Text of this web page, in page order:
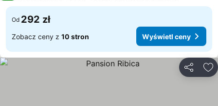
Od 292 zł
Zobacz ceny z 10 stron Wyświetl ceny